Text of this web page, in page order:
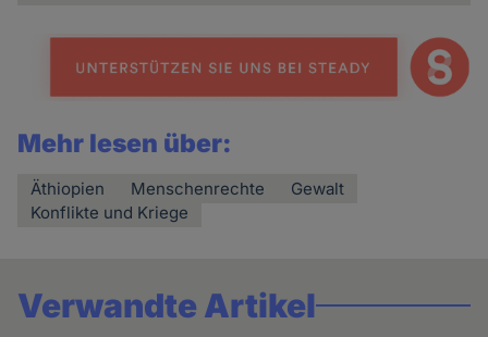
Mehr lesen über:
Äthiopien Menschenrechte
Gewalt
Konflikte und Kriege
Verwandte Artikel